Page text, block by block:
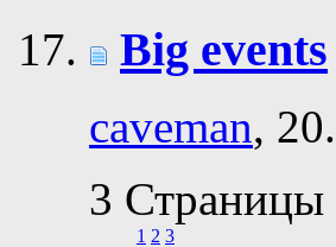
Big events
caveman,
3 Страницы
1 2 3